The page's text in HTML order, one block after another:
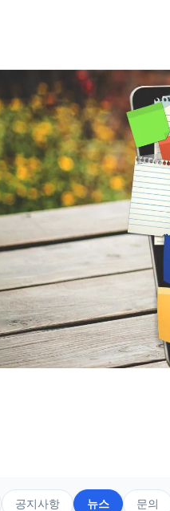
공지사항 뉴스 문의